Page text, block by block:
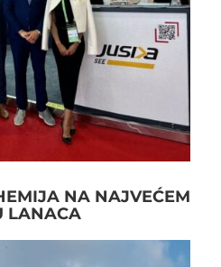
NA NAJVEĆEM
LANACA